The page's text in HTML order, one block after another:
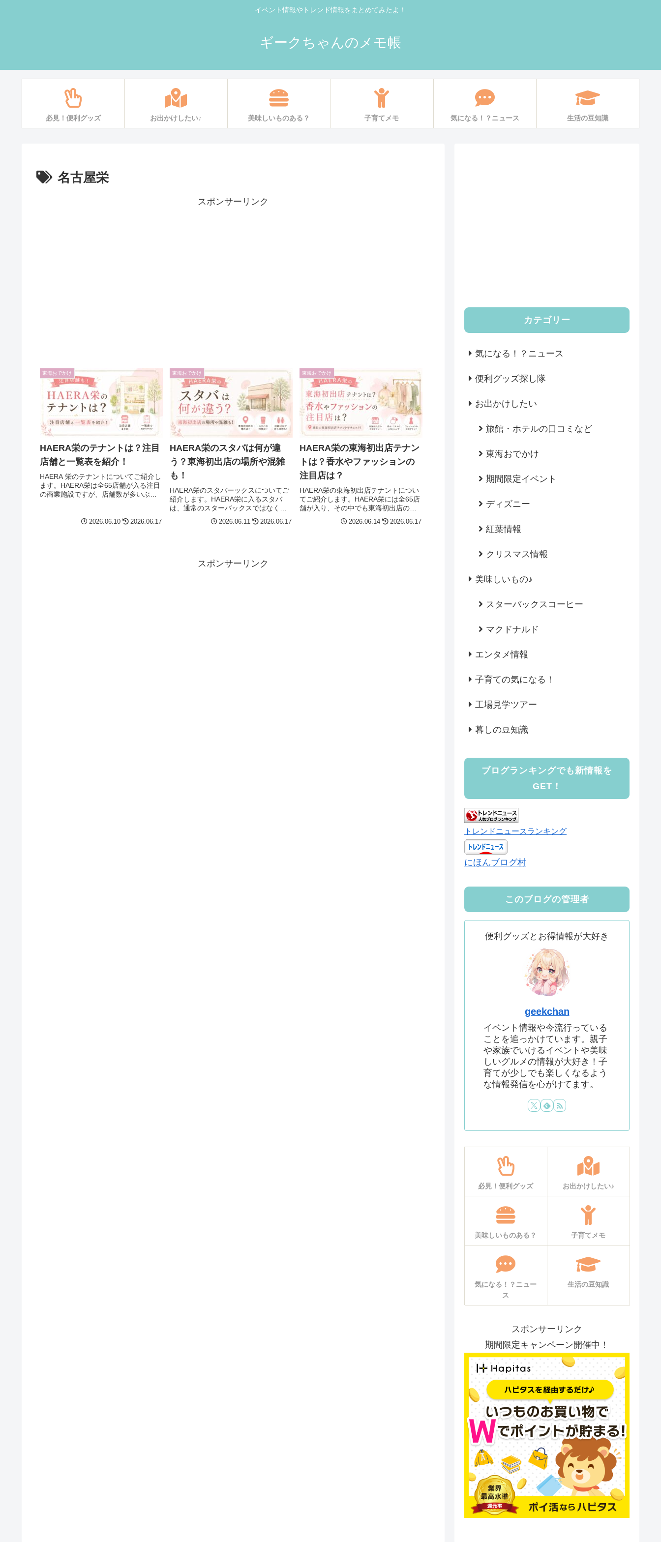
イベント情報やトレンド情報をまとめてみたよ！
ギークちゃんのメモ帳
必見！便利グッズ お出かけしたい♪ 美味しいものある？ 子育てメモ 気になる！？ニュース 生活の豆知識
名古屋栄
スポンサーリンク
東海おでかけ
HAERA栄のテナントは？注目
店舗と一覧表を紹介！
HAERA 栄のテナントについてご紹介し
ます。HAERA栄は全65店舗が入る注目
の商業施設ですが、店舗数が多いぶん
知りたい」と迷いますよね。HAERA栄
2026.06.10 2026.06.17
東海おでかけ
HAERA栄のスタバは何が違
う？東海初出店の場所や混雑
も！
HAERA栄のスタバーックスについてご
紹介します。HAERA栄に入るスタバ
は、通常のスターバックスではなく
「スターバックス リザーブ® カフェ 名
古屋 栄 HAERA店」です。場所は
2026.06.11 2026.06.17
東海おでかけ
HAERA栄の東海初出店テナン
トは？香水やファッションの
注目店は？
HAERA栄の東海初出店テナントについ
てご紹介します。HAERA栄には全65店
舗が入り、その中でも東海初出店のブ
ランドが多いので、「どのお店が注目
なの？」「グルメ以外は何がある？」
2026.06.14 2026.06.17
スポンサーリンク
カテゴリー
気になる！？ニュース
便利グッズ探し隊
お出かけしたい
旅館・ホテルの口コミなど
東海おでかけ
期間限定イベント
ディズニー
紅葉情報
クリスマス情報
美味しいもの♪
スターバックスコーヒー
マクドナルド
エンタメ情報
子育ての気になる！
工場見学ツアー
暮しの豆知識
ブログランキングでも新情報を
GET！
トレンドニュースランキング
にほんブログ村
このブログの管理者
便利グッズとお得情報が大好き
geekchan
イベント情報や今流行っている
ことを追っかけています。親子
や家族でいけるイベントや美味
しいグルメの情報が大好き！子
育てが少しでも楽しくなるよう
な情報発信を心がけてます。
必見！便利グッズ お出かけしたい♪
美味しいものある？ 子育てメモ
気になる！？ニュー
ス
生活の豆知識
スポンサーリンク
期間限定キャンペーン開催中！